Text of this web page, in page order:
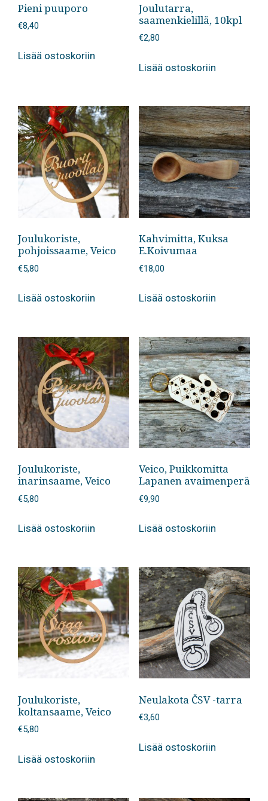
Pieni puuporo
€8,40
Lisää ostoskoriin
Joulutarra,
saamenkielillä, 10kpl
€2,80
Lisää ostoskoriin
Joulukoriste,
pohjoissaame, Veico
€5,80
Lisää ostoskoriin
Kahvimitta, Kuksa
E.Koivumaa
€18,00
Lisää ostoskoriin
Joulukoriste,
inarinsaame, Veico
€5,80
Lisää ostoskoriin
Veico, Puikkomitta
Lapanen avaimenperä
€9,90
Lisää ostoskoriin
Joulukoriste,
koltansaame, Veico
€5,80
Lisää ostoskoriin
Neulakota ČSV -tarra
€3,60
Lisää ostoskoriin